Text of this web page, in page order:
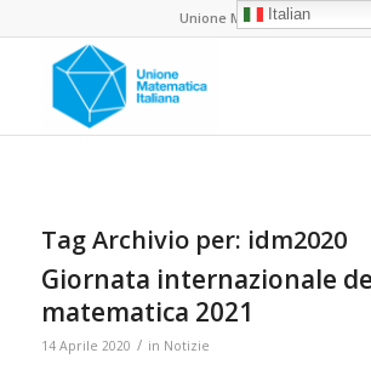
Unione Matematica Italiana
Tag Archivio per: idm2020
Giornata internazionale
matematica 2021
14 Aprile 2020 / in Notizie
Italian